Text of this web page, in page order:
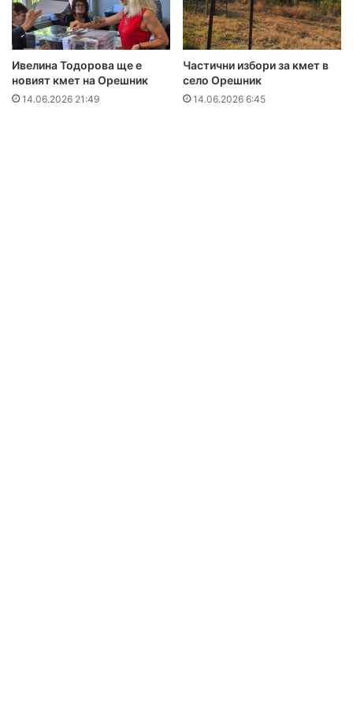
Ивелина Тодорова ще е
новият кмет на Орешник
14.06.2026 21:49
Частични избори за кмет в
село Орешник
14.06.2026 6:45